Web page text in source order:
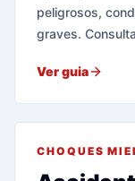
peligrosos,
graves.
Ver guia
CHOQUES